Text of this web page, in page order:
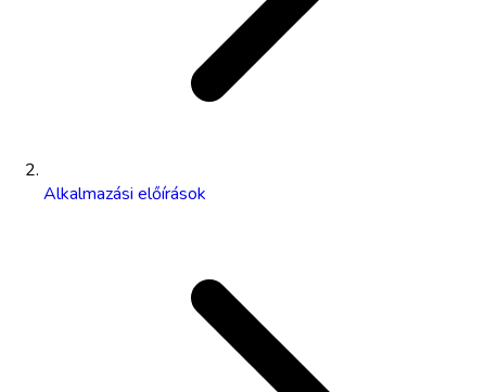
Alkalmazási előírások